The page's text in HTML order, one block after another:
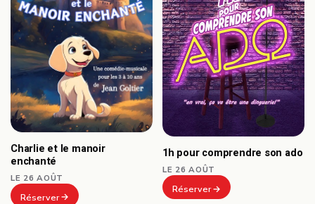
Charlie et le manoir
enchanté
LE 26 AOÛT
Réserver
1h pour comprendre son ado
LE 26 AOÛT
Réserver